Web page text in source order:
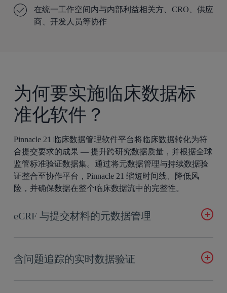
在统一工作空间内与内部利益相关方、CRO、供应
商、开发人员等协作
为何要实施临床数据标
准化软件？
Pinnacle 21 临床数据管理软件平台将临床数据转化为符
合提交要求的成果 — 提升跨研究数据质量，并根据全球
监管标准验证数据集。通过将元数据管理与持续数据验
证整合至协作平台，Pinnacle 21 缩短时间线、降低风
险，并确保数据在整个临床数据流中的完整性。
eCRF 与提交材料的元数据管理
据 CDISC 等临床数据标准与内部标准进行协调。
了解更多信息
含问题追踪的实时数据验证